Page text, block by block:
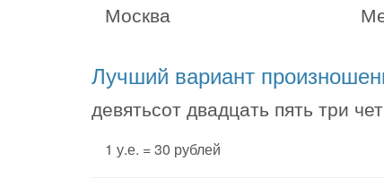
Москва
Лучший вариант
девятьсот двадцать пять три
1 у.е. = 30 рублей